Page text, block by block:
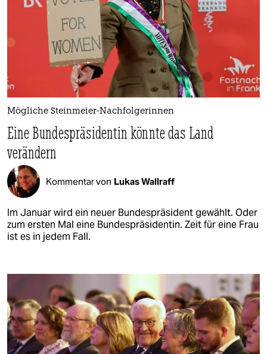
Mögliche Steinmeier-Nachfolgerinnen
Eine Bundespräsidentin könnte das Land
verändern
Kommentar von Lukas Wallraff
Im Januar wird ein neuer Bundespräsident gewählt. Oder
zum ersten Mal eine Bundespräsidentin. Zeit für eine Frau
ist es in jedem Fall.